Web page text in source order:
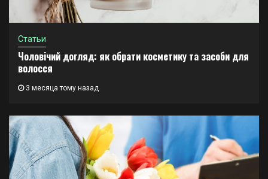
Статьи
Чоловічий догляд: як обрати косметику та засоби для
волосся
3 месяца тому назад